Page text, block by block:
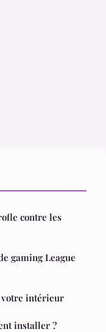
contre les
gaming League
votre intérieur
installer ?